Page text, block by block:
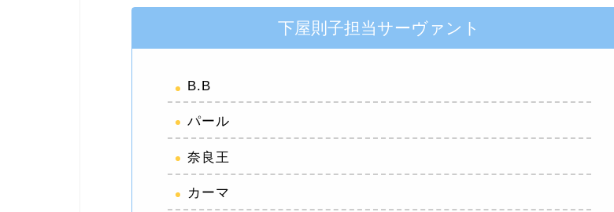
下屋則子担当サーヴァント
B.B
パール
奈良王
カーマ